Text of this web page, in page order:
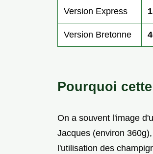
Version Express
Version Bretonne
Pourquoi
On a souvent l'image
Jacques (environ
l'utilisation des